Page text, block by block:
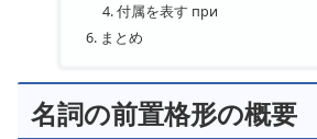
付属を表す при
まとめ
名詞の前置格形の概要